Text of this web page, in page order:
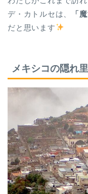
デ・カトルセは、
「
だと思います
メキシコの隠れ